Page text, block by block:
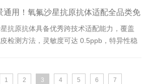
通用！氧氟沙星抗原抗体适配全品类免
研发
抗原抗体具备优秀跨技术适配能力，覆盖
检测方法，灵敏度可达 0.5ppb，特异性稳
1 2 3 4 5 6 7